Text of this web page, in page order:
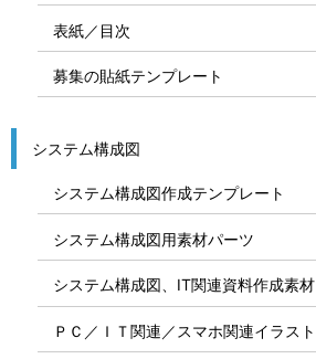
表紙／目次
募集の貼紙テンプレート
システム構成図
システム構成図作成テンプレート
システム構成図用素材パーツ
システム構成図、IT関連資料作成素材
ＰＣ／ＩＴ関連／スマホ関連イラスト